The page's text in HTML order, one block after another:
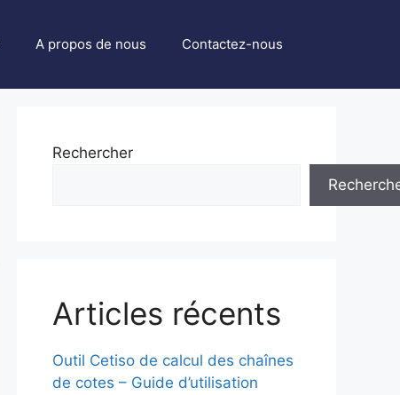
A propos de nous Contactez-nous
Rechercher
Articles récents
Outil Cetiso de calcul des chaînes
de cotes – Guide d’utilisation